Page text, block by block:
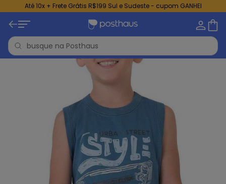
Até 10x + Frete Grátis R$199 Sul e Sudeste - cupom GANHEI